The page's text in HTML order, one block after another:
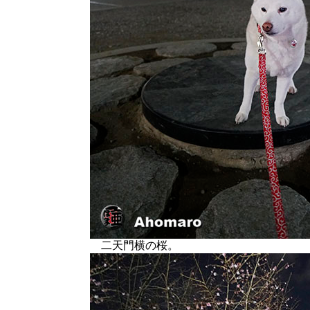
二天門横の桜。